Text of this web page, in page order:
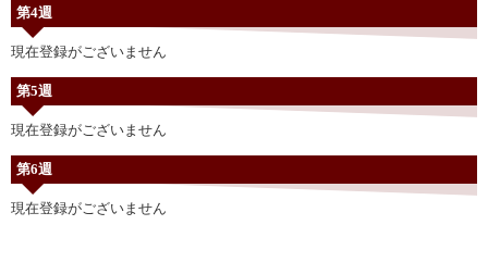
第4週
現在登録がございません
第5週
現在登録がございません
第6週
現在登録がございません